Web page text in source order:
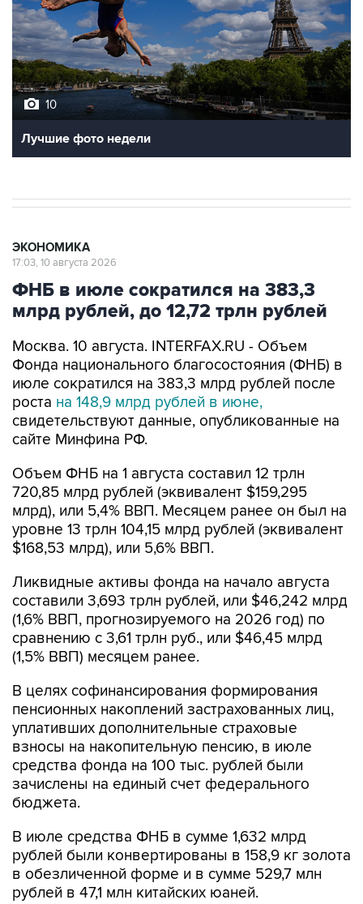
10
Лучшие фото недели
ЭКОНОМИКА
17:03, 10 августа 2026
ФНБ в июле сократился на 383,3
млрд рублей, до 12,72 трлн рублей
Москва. 10 августа. INTERFAX.RU - Объем
Фонда национального благосостояния (ФНБ) в
июле сократился на 383,3 млрд рублей после
роста на 148,9 млрд рублей в июне,
свидетельствуют данные, опубликованные на
сайте Минфина РФ.
Объем ФНБ на 1 августа составил 12 трлн
720,85 млрд рублей (эквивалент $159,295
млрд), или 5,4% ВВП. Месяцем ранее он был на
уровне 13 трлн 104,15 млрд рублей (эквивалент
$168,53 млрд), или 5,6% ВВП.
Ликвидные активы фонда на начало августа
составили 3,693 трлн рублей, или $46,242 млрд
(1,6% ВВП, прогнозируемого на 2026 год) по
сравнению с 3,61 трлн руб., или $46,45 млрд
(1,5% ВВП) месяцем ранее.
В целях софинансирования формирования
пенсионных накоплений застрахованных лиц,
уплативших дополнительные страховые
взносы на накопительную пенсию, в июле
средства фонда на 100 тыс. рублей были
зачислены на единый счет федерального
бюджета.
В июле средства ФНБ в сумме 1,632 млрд
рублей были конвертированы в 158,9 кг золота
в обезличенной форме и в сумме 529,7 млн
рублей в 47,1 млн китайских юаней.